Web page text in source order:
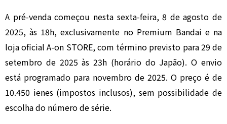
A pré-venda começou nesta sexta-feira, 8 de agosto de
2025, às 18h, exclusivamente no Premium Bandai e na
loja oficial A-on STORE, com término previsto para 29 de
setembro de 2025 às 23h (horário do Japão). O envio
está programado para novembro de 2025. O preço é de
10.450 ienes (impostos inclusos), sem possibilidade de
escolha do número de série.